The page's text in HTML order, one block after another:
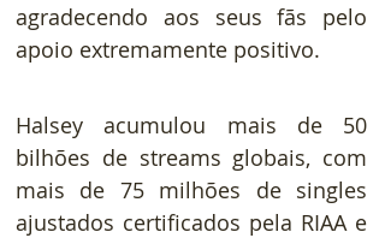
agradecendo aos seus fãs pelo
apoio extremamente positivo.
Halsey acumulou mais de 50
bilhões de streams globais, com
mais de 75 milhões de singles
ajustados certificados pela RIAA e